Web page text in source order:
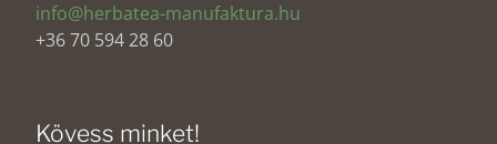
info@herbatea-manufaktura.hu
+36 70 594 28 60
Kövess minket!